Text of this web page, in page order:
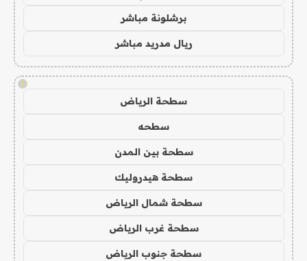
برشلونة مباشر
ريال مدريد مباشر
!
سطحة الرياض
سطحه
سطحة بين المدن
سطحة هيدروليك
سطحة شمال الرياض
سطحة غرب الرياض
سطحة جنوب الرياض